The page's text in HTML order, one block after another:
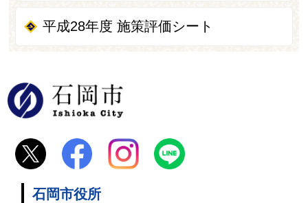
平成28年度 施策評価シート
石岡市役所